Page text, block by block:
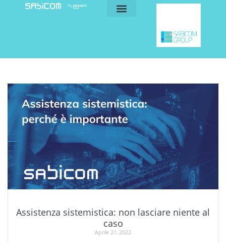
Assistenza sistemistica: non lasciare niente al
caso
Aprile 21, 2022